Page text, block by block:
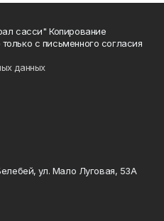
сасси" Копирование
с письменного согласия
данных
ул. Мало Луговая, 53А